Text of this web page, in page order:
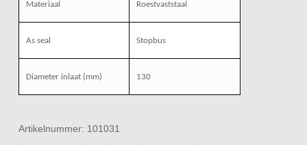
Materiaal Roestvaststaal
As seal Stopbus
Diameter inlaat (mm) 130
Artikelnummer: 101031